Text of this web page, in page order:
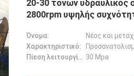
20-30 τόνων υδραυλικός
2800rpm υψηλής
Όνομα:
Νέος και
Χαρακτηριστικό:
Πίεση λειτουργίας: 30 Mpa